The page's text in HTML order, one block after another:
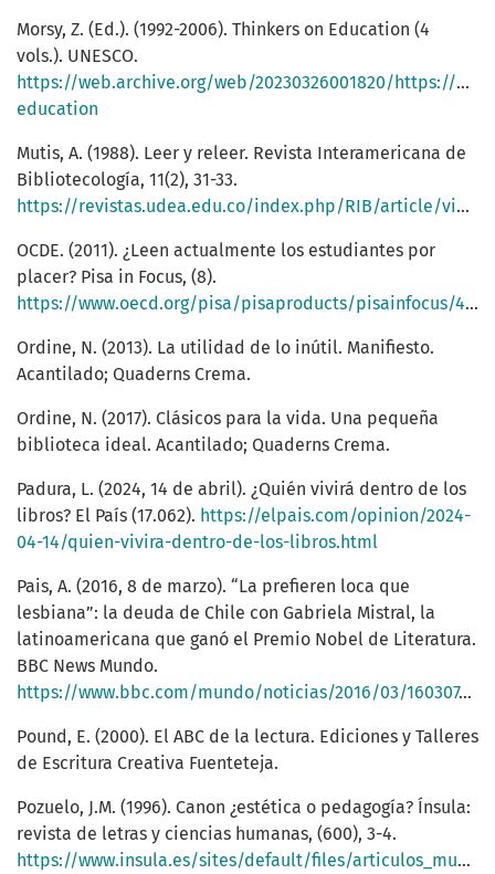
Morsy, Z. (Ed.). (1992-2006). Thinkers on Education (4
vols.). UNESCO.
https://web.archive.org/web/20230326001820/https://
education
Mutis, A. (1988). Leer y releer. Revista Interamericana de
Bibliotecología, 11(2), 31-33.
https://revistas.udea.edu.co/index.php/RIB/article/view/330088
OCDE. (2011). ¿Leen actualmente los estudiantes por
placer? Pisa in Focus, (8).
https://www.oecd.org/pisa/pisaproducts/pisainfocus/49184736.pdf
Ordine, N. (2013). La utilidad de lo inútil. Manifiesto.
Acantilado; Quaderns Crema.
Ordine, N. (2017). Clásicos para la vida. Una pequeña
biblioteca ideal. Acantilado; Quaderns Crema.
Padura, L. (2024, 14 de abril). ¿Quién vivirá dentro de los
libros? El País (17.062). https://elpais.com/opinion/2024-
04-14/quien-vivira-dentro-de-los-libros.html
Pais, A. (2016, 8 de marzo). “La prefieren loca que
lesbiana”: la deuda de Chile con Gabriela Mistral, la
latinoamericana que ganó el Premio Nobel de Literatura.
BBC News Mundo.
https://www.bbc.com/mundo/noticias/2016/03/160307_cultura_chile_gabriela_mistral_lesbianismo_ap
Pound, E. (2000). El ABC de la lectura. Ediciones y Talleres
de Escritura Creativa Fuenteteja.
Pozuelo, J.M. (1996). Canon ¿estética o pedagogía? Ínsula:
revista de letras y ciencias humanas, (600), 3-4.
https://www.insula.es/sites/default/files/articulos_muestra/INSULA%20600.htm